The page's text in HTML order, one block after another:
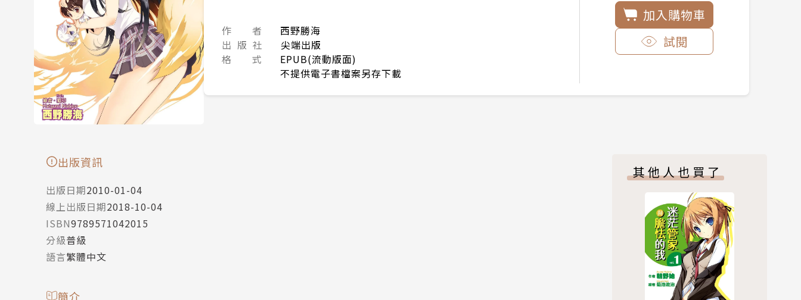
作 者
西野勝海
出 版 社
尖端出版
格 式
EPUB(流動版面)
不提供電子書檔案另存下載
加入購物車
試閱
出版資訊
出版日期2010-01-04
線上出版日期2018-10-04
ISBN9789571042015
分級普級
語言繁體中文
簡介
其他人也買了